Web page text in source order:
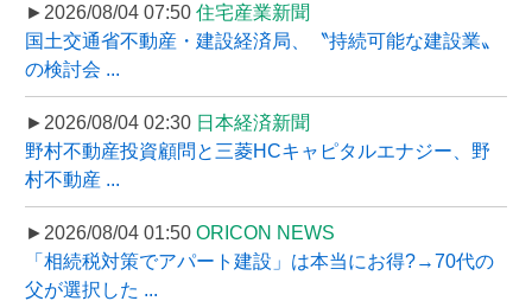
►2026/08/04 07:50 住宅産業新聞
国土交通省不動産・建設経済局、〝持続可能な建設業〟
の検討会 ...
►2026/08/04 02:30 日本経済新聞
野村不動産投資顧問と三菱HCキャピタルエナジー、野
村不動産 ...
►2026/08/04 01:50 ORICON NEWS
「相続税対策でアパート建設」は本当にお得?→70代の
父が選択した ...